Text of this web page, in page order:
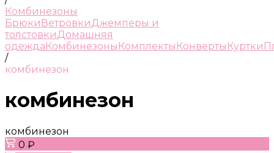
Комбинезоны
Брюки ВетровкиДжемперы и
толстовкиДомашняя
одеждаКомбинезоны Комплекты Конверты Куртки
/
комбинезон
комбинезон
комбинезон
0 ₽